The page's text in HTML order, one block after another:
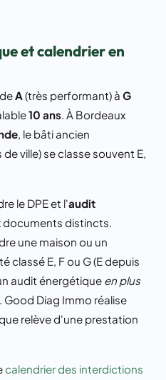
et calendrier en
A (très performant) à G
10 ans . À Bordeaux
, le bâti ancien
ville) se classe souvent E,
le DPE et l'audit
documents distincts.
une maison ou un
classé E, F ou G (E depuis
audit énergétique en plus
Diag Immo réalise
relève d'une prestation
calendrier des interdictions